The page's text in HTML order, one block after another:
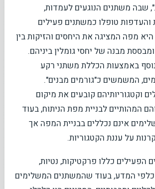
שבה משתנים הנוגעים לעמדות,
והעדפות טופלו כמשתנים פעילים
היא מפה המציגה את היחסים והזיקות בין
מבנה של יחסי גומלין ביניהם.
באמצעות הכללת משתני רקע
המשמשים כ"גורמים מבנים".
וקטגוריותיהם קובעים את מיקום
המהותיים לבניית מפת הניתוח, בעוד
אינם נכללים בבניית המפה אך
על עננת הקטגוריות.
הפעילים כללו פרקטיקות, נטיות,
כלפי המדע, בעוד שהמשתנים המשלימים